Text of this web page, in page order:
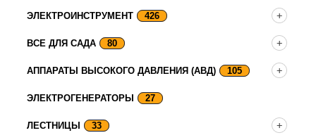
ЭЛЕКТРОИНСТРУМЕНТ 426
ВСЕ ДЛЯ САДА 80
АППАРАТЫ ВЫСОКОГО ДАВЛЕНИЯ (АВД) 105
ЭЛЕКТРОГЕНЕРАТОРЫ 27
ЛЕСТНИЦЫ 33